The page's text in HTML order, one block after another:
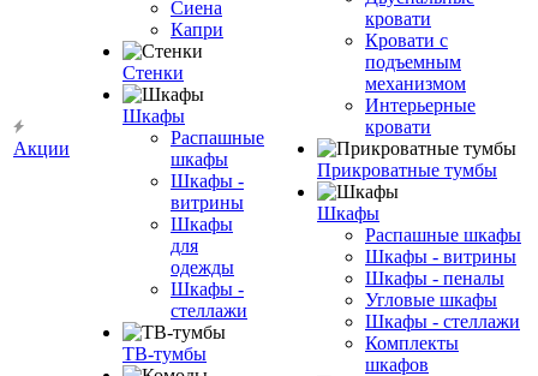
Акции
Сиена
Капри
Стенки
Шкафы
Распашные
шкафы
Шкафы -
витрины
Шкафы
для
одежды
Шкафы -
стеллажи
ТВ-тумбы
кровати
Кровати с
подъемным
механизмом
Интерьерные
кровати
Прикроватные тумбы
Шкафы
Распашные шкафы
Шкафы - витрины
Шкафы - пеналы
Угловые шкафы
Шкафы - стеллажи
Комплекты
шкафов